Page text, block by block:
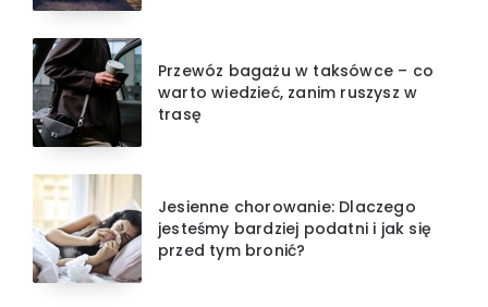
Przewóz bagażu w taksówce – co
warto wiedzieć, zanim ruszysz w
trasę
Jesienne chorowanie: Dlaczego
jesteśmy bardziej podatni i jak się
przed tym bronić?